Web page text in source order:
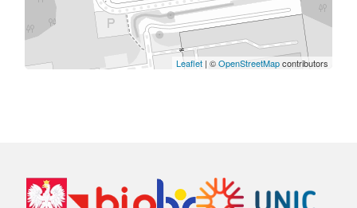
Leaflet| ©OpenStreetMapcontributors